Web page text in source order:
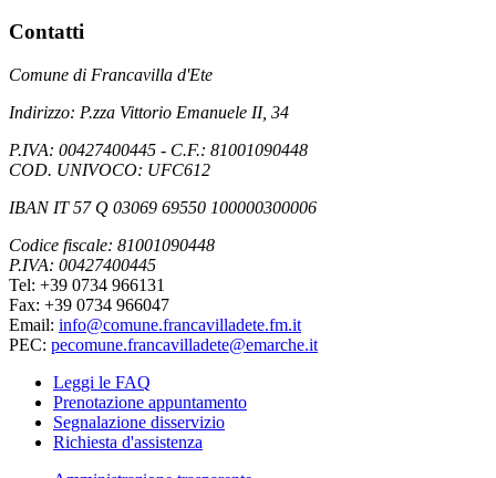
Contatti
Comune di Francavilla d'Ete
Indirizzo: P.zza Vittorio Emanuele II, 34
P.IVA: 00427400445 - C.F.: 81001090448
COD. UNIVOCO: UFC612
IBAN IT 57 Q 03069 69550 100000300006
Codice fiscale: 81001090448
P.IVA: 00427400445
Tel: +39 0734 966131
Fax: +39 0734 966047
Email: info@comune.francavilladete.fm.it
PEC: pecomune.francavilladete@emarche.it
Leggi le FAQ
Prenotazione appuntamento
Segnalazione disservizio
Richiesta d'assistenza